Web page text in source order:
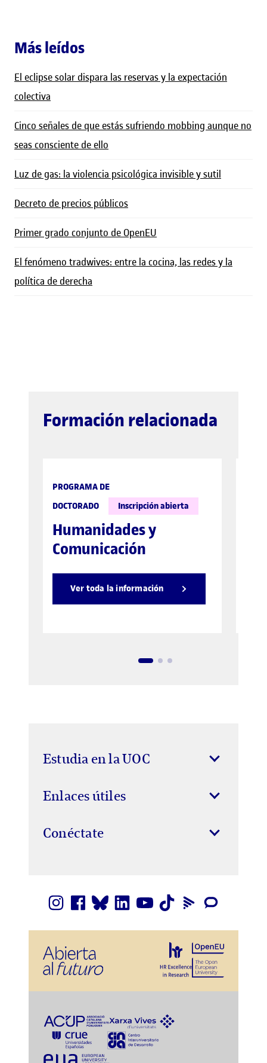
Más leídos
El eclipse solar dispara las reservas y la expectación
colectiva
Cinco señales de que estás sufriendo mobbing aunque no
seas consciente de ello
Luz de gas: la violencia psicológica invisible y sutil
Decreto de precios públicos
Primer grado conjunto de OpenEU
El fenómeno tradwives: entre la cocina, las redes y la
política de derecha
Formación relacionada
PROGRAMA DE
DOCTORADO
Inscripción abierta
Humanidades y
Comunicación
Ver toda la información
Estudia en la UOC
Enlaces útiles
Conéctate